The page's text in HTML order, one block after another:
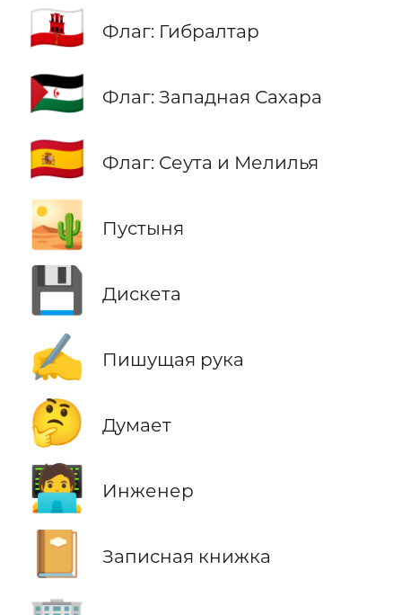
🇬🇮 Флаг: Гибралтар
🇪🇭 Флаг: Западная Сахара
🇪🇦 Флаг: Сеута и Мелилья
🏜️ Пустыня
💾 Дискета
✍️ Пишущая рука
🤔 Думает
🧑‍💻 Инженер
📔 Записная книжка